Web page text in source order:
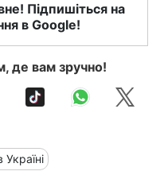
Підпишіться на
в Google!
де вам зручно!
Україні